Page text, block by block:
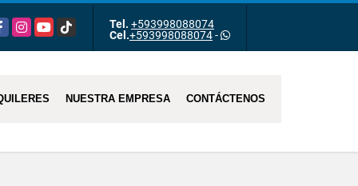
Instagram
YouTubeTikTok Tel. +593998088074
Cel.+593998088074-
NUESTRA EMPRESA CONTÁCTENOS